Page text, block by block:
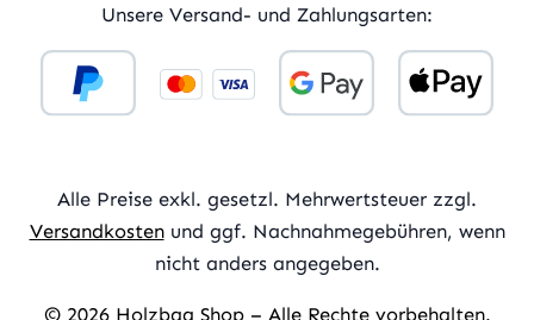
Unsere Versand- und Zahlungsarten:
Alle Preise exkl. gesetzl. Mehrwertsteuer zzgl.
Versandkostenund ggf. Nachnahmegebühren, wenn
nicht anders angegeben.
© 2026 Holzbag Shop – Alle Rechte vorbehalten.